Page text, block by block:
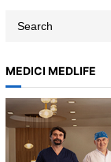
r
c
h
MEDICI MEDLIFE